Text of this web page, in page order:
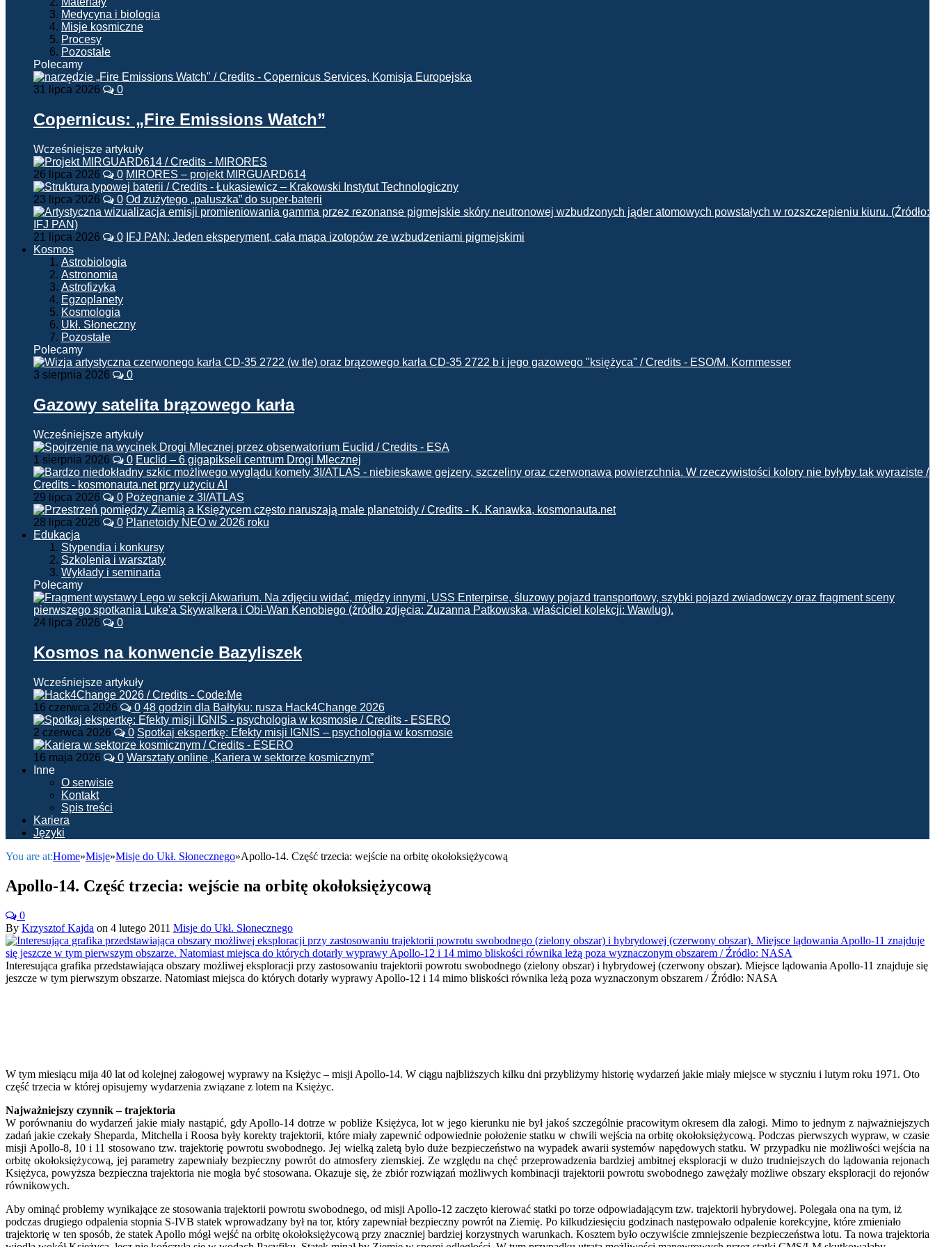
Medycyna i biologia
Misje kosmiczne
Procesy
Pozostałe
Polecamy
31 lipca 2026 0
Copernicus: „Fire Emissions Watch”
Wcześniejsze artykuły
26 lipca 2026 0 MIRORES – projekt MIRGUARD614
23 lipca 2026 0 Od zużytego „paluszka” do super-baterii
21 lipca 2026 0 IFJ PAN: Jeden eksperyment, cała mapa izotopów ze wzbudzeniami pigmejskimi
Kosmos
Astrobiologia
Astronomia
Astrofizyka
Egzoplanety
Kosmologia
Ukł. Słoneczny
Pozostałe
Polecamy
3 sierpnia 2026 0
Gazowy satelita brązowego karła
Wcześniejsze artykuły
1 sierpnia 2026 0 Euclid – 6 gigapikseli centrum Drogi Mlecznej
29 lipca 2026 0 Pożegnanie z 3I/ATLAS
28 lipca 2026 0 Planetoidy NEO w 2026 roku
Edukacja
Stypendia i konkursy
Szkolenia i warsztaty
Wykłady i seminaria
Polecamy
24 lipca 2026 0
Kosmos na konwencie Bazyliszek
Wcześniejsze artykuły
16 czerwca 2026 0 48 godzin dla Bałtyku: rusza Hack4Change 2026
2 czerwca 2026 0 Spotkaj ekspertkę: Efekty misji IGNIS – psychologia w kosmosie
16 maja 2026 0 Warsztaty online „Kariera w sektorze kosmicznym”
Inne
O serwisie
Kontakt
Spis treści
Kariera
Języki
You are at:Home»Misje»Misje do Ukł. Słonecznego»Apollo-14. Część trzecia: wejście na orbitę okołoksiężycową
Apollo-14. Część trzecia: wejście na orbitę okołoksiężycową
0
By Krzysztof Kajda on 4 lutego 2011 Misje do Ukł. Słonecznego
Interesująca grafika przedstawiająca obszary możliwej eksploracji przy zastosowaniu trajektorii powrotu swobodnego (zielony obszar) i hybrydowej (czerwony obszar). Miejsce lądowania Apollo-11 znajduje się
jeszcze w tym pierwszym obszarze. Natomiast miejsca do których dotarły wyprawy Apollo-12 i 14 mimo bliskości równika leżą poza wyznaczonym obszarem / Źródło: NASA
W tym miesiącu mija 40 lat od kolejnej załogowej wyprawy na Księżyc – misji Apollo-14. W ciągu najbliższych kilku dni przybliżymy historię wydarzeń jakie miały miejsce w styczniu i lutym roku 1971. Oto
część trzecia w której opisujemy wydarzenia związane z lotem na Księżyc.
Najważniejszy czynnik – trajektoria
W porównaniu do wydarzeń jakie miały nastąpić, gdy Apollo-14 dotrze w pobliże Księżyca, lot w jego kierunku nie był jakoś szczególnie pracowitym okresem dla załogi. Mimo to jednym z najważniejszych
zadań jakie czekały Sheparda, Mitchella i Roosa były korekty trajektorii, które miały zapewnić odpowiednie położenie statku w chwili wejścia na orbitę okołoksiężycową. Podczas pierwszych wypraw, w czasie
misji Apollo-8, 10 i 11 stosowano tzw. trajektorię powrotu swobodnego. Jej wielką zaletą było duże bezpieczeństwo na wypadek awarii systemów napędowych statku. W przypadku nie możliwości wejścia na
orbitę okołoksiężycową, jej parametry zapewniały bezpieczny powrót do atmosfery ziemskiej. Ze względu na chęć przeprowadzenia bardziej ambitnej eksploracji w dużo trudniejszych do lądowania rejonach
Księżyca, powyższa bezpieczna trajektoria nie mogła być stosowana. Okazuje się, że zbiór rozwiązań możliwych kombinacji trajektorii powrotu swobodnego zawężały możliwe obszary eksploracji do rejonów
równikowych.
Aby ominąć problemy wynikające ze stosowania trajektorii powrotu swobodnego, od misji Apollo-12 zaczęto kierować statki po torze odpowiadającym tzw. trajektorii hybrydowej. Polegała ona na tym, iż
podczas drugiego odpalenia stopnia S-IVB statek wprowadzany był na tor, który zapewniał bezpieczny powrót na Ziemię. Po kilkudziesięciu godzinach następowało odpalenie korekcyjne, które zmieniało
trajektorię w ten sposób, że statek Apollo mógł wejść na orbitę okołoksiężycową przy znaczniej bardziej korzystnych warunkach. Kosztem było oczywiście zmniejszenie bezpieczeństwa lotu. Ta nowa trajektoria